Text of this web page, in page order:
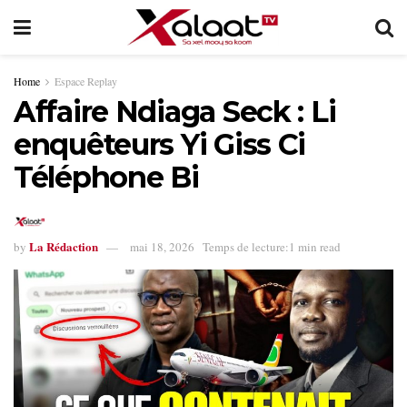
Home Espace Replay
Affaire Ndiaga Seck : Li
enquêteurs Yi Giss Ci
Téléphone Bi
by La Rédaction mai 18, 2026 Temps de lecture:1 min read